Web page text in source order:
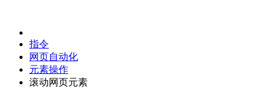
指令
网页自动化
元素操作
滚动网页元素